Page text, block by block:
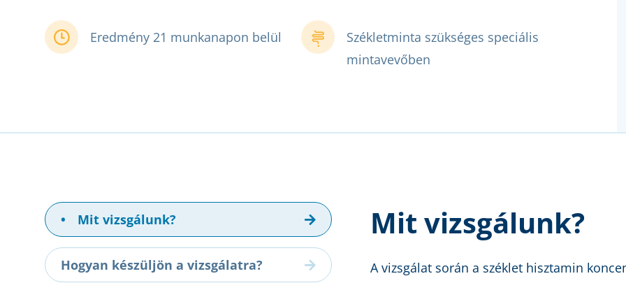
Eredmény 21 munkanapon belül
Székletminta szükséges speciális
mintavevőben
• Mit vizsgálunk?
Hogyan készüljön a vizsgálatra?
Mit vizsgálunk?
A vizsgálat során a széklet hisztamin